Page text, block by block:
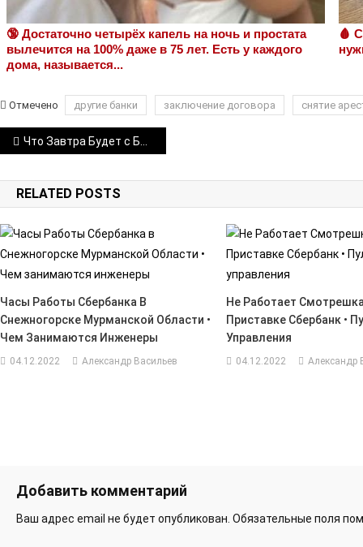
🔞 Достаточно четырёх капель на ночь и простата
вылечится на 100% даже в 75 лет. Есть у каждого
дома, называется...
🩸
Отмечено другие банки заключение договора снятие
Навигация
по
записям
Что Завтра Будет с Банкоматами Сбербанка • Банки-партнеры сбербанка
RELATED POSTS
Часы Работы Сбербанка В
Снежногорске Мурманской Области •
Чем Занимаются Инженеры
04.12.2022 Александр Васильев
Не Работает
Приставке Сбербанк •
Управления
04.12.2022 Александр
Добавить комментарий
Ваш адрес email не будет опубликован. Обязательные поля